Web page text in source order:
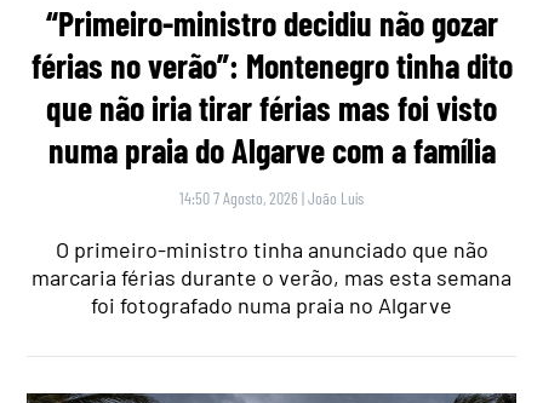
“Primeiro-ministro decidiu não gozar
férias no verão”: Montenegro tinha dito
que não iria tirar férias mas foi visto
numa praia do Algarve com a família
14:50 7 Agosto, 2026 |João Luís
O primeiro-ministro tinha anunciado que não
marcaria férias durante o verão, mas esta semana
foi fotografado numa praia no Algarve